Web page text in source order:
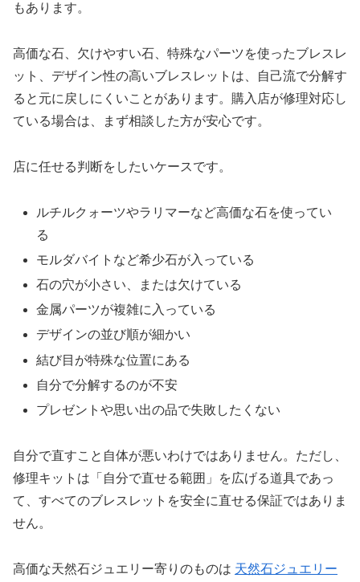
もあります。
高価な石、欠けやすい石、特殊なパーツを使ったブレスレ
ット、デザイン性の高いブレスレットは、自己流で分解す
ると元に戻しにくいことがあります。購入店が修理対応し
ている場合は、まず相談した方が安心です。
店に任せる判断をしたいケースです。
ルチルクォーツやラリマーなど高価な石を使ってい
る
モルダバイトなど希少石が入っている
石の穴が小さい、または欠けている
金属パーツが複雑に入っている
デザインの並び順が細かい
結び目が特殊な位置にある
自分で分解するのが不安
プレゼントや思い出の品で失敗したくない
自分で直すこと自体が悪いわけではありません。ただし、
修理キットは「自分で直せる範囲」を広げる道具であっ
て、すべてのブレスレットを安全に直せる保証ではありま
せん。
高価な天然石ジュエリー寄りのものは 天然石ジュエリー